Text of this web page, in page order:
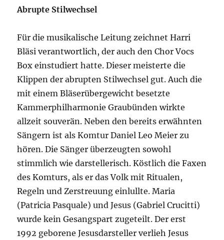
Abrupte Stilwechsel
Für die musikalische Leitung zeichnet Harri
Bläsi verantwortlich, der auch den Chor Vocs
Box einstudiert hatte. Dieser meisterte die
Klippen der abrupten Stilwechsel gut. Auch die
mit einem Bläserübergewicht besetzte
Kammerphilharmonie Graubünden wirkte
allzeit souverän. Neben den bereits erwähnten
Sängern ist als Komtur Daniel Leo Meier zu
hören. Die Sänger überzeugten sowohl
stimmlich wie darstellerisch. Köstlich die Faxen
des Komturs, als er das Volk mit Ritualen,
Regeln und Zerstreuung einlullte. Maria
(Patricia Pasquale) und Jesus (Gabriel Crucitti)
wurde kein Gesangspart zugeteilt. Der erst
1992 geborene Jesusdarsteller verlieh Jesus